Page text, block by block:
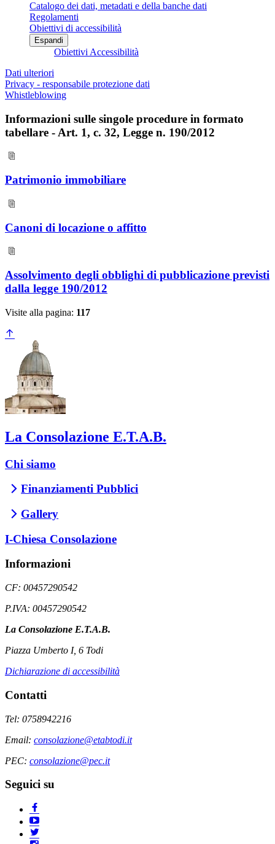
Catalogo dei dati, metadati e della banche dati
Regolamenti
Obiettivi di accessibilità
Espandi
Obiettivi Accessibilità
Dati ulteriori
Privacy - responsabile protezione dati
Whistleblowing
Informazioni sulle singole procedure in formato
tabellare - Art. 1, c. 32, Legge n. 190/2012
Patrimonio immobiliare
Canoni di locazione o affitto
Assolvimento degli obblighi di pubblicazione previsti
dalla legge 190/2012
Visite alla pagina: 117
La Consolazione E.T.A.B.
Chi siamo
Finanziamenti Pubblici
Gallery
I-Chiesa Consolazione
Informazioni
CF: 00457290542
P.IVA: 00457290542
La Consolazione E.T.A.B.
Piazza Umberto I, 6 Todi
Dichiarazione di accessibilità
Contatti
Tel: 0758942216
Email: consolazione@etabtodi.it
PEC: consolazione@pec.it
Seguici su